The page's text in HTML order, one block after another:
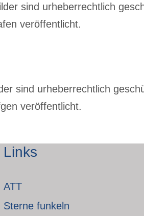
sind urheberrechtlich
veröffentlicht.
sind urheberrechtlich
veröffentlicht.
Links
ATT
Sterne funkeln